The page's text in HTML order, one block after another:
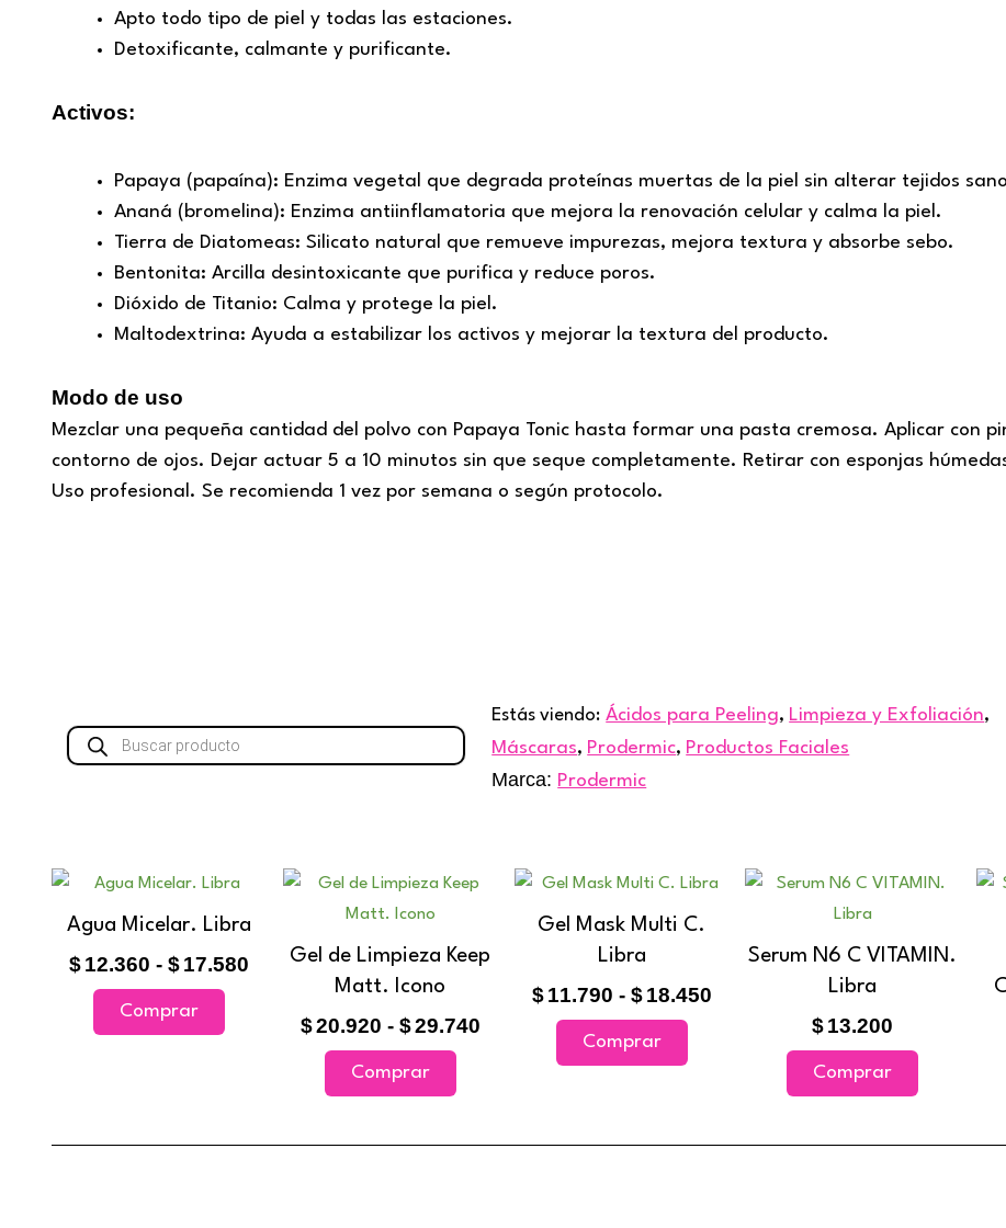
Apto todo tipo de piel y todas las estaciones.
Detoxificante, calmante y purificante.
Activos:
Papaya (papaína): Enzima vegetal que degrada proteínas muertas de la piel sin alterar tejidos
Ananá (bromelina): Enzima antiinflamatoria que mejora la renovación celular y calma la piel.
Tierra de Diatomeas: Silicato natural que remueve impurezas, mejora textura y absorbe sebo.
Bentonita: Arcilla desintoxicante que purifica y reduce poros.
Dióxido de Titanio: Calma y protege la piel.
Maltodextrina: Ayuda a estabilizar los activos y mejorar la textura del producto.
Modo de uso
Mezclar una pequeña cantidad del polvo con Papaya Tonic hasta formar una pasta cremosa. Aplicar con
contorno de ojos. Dejar actuar 5 a 10 minutos sin que seque completamente. Retirar con esponjas
Uso profesional. Se recomienda 1 vez por semana o según protocolo.
Búsqueda
de
Estás viendo: Ácidos para Peeling, Limpieza y Exfoliación,
Máscaras, Prodermic, Productos Faciales
Marca: Prodermic
Agua Micelar. Libra
$12.360 - $17.580
Rango
precios:
desde
$17.580
Comprar
Este
múltiples
Las
Gel de Limpieza Keep
Matt. Icono
$20.920 - $29.740
Rango
precios:
desde
$20.920
$29.740
Comprar
Este
tiene
Las
se
Gel Mask Multi C.
Libra
$ 11.790 - $ 18.450
Rango
desde
$11.790
Comprar
Este
producto
variantes.
opciones
Serum N6 C VITAMIN.
Libra
$13.200
Comprar